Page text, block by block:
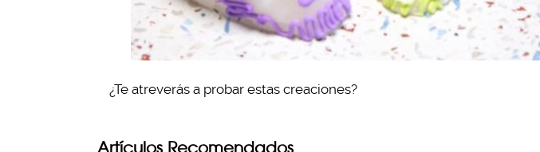
¿Te atreverás a probar estas creaciones?
Artículos Recomendados